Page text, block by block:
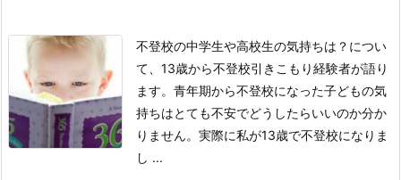
不登校の中学生や高校生の気持ちは？につい
て、13歳から不登校引きこもり経験者が語り
ます。 青年期から不登校になった子どもの気
持ちはとても不安でどうしたらいいのか分か
りません。 実際に私が13歳で不登校になりま
し ...